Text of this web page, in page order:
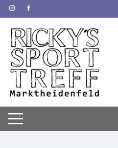
Zum
Inhalt
springen